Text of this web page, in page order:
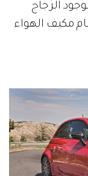
الزجاج
مكيف الهواء